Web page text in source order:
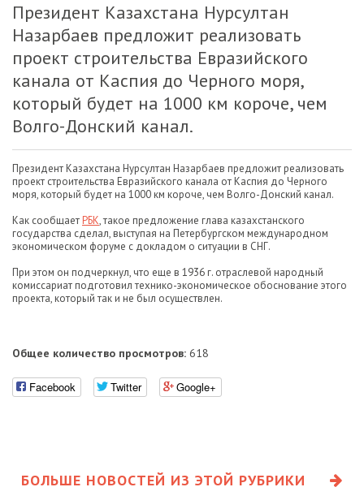
Президент Казахстана Нурсултан
Назарбаев предложит реализовать
проект строительства Евразийского
канала от Каспия до Черного моря,
который будет на 1000 км короче, чем
Волго-Донский канал.
Президент Казахстана Нурсултан Назарбаев предложит реализовать
проект строительства Евразийского канала от Каспия до Черного
моря, который будет на 1000 км короче, чем Волго-Донский канал.
Как сообщаетРБК, такое предложение глава казахстанского
государства сделал, выступая на Петербургском международном
экономическом форуме с докладом о ситуации в СНГ.
При этом он подчеркнул, что еще в 1936 г. отраслевой народный
комиссариат подготовил технико-экономическое обоснование этого
проекта, который так и не был осуществлен.
Общее количество просмотров: 618
Facebook Twitter Google+
БОЛЬШЕ НОВОСТЕЙ ИЗ ЭТОЙ РУБРИКИ